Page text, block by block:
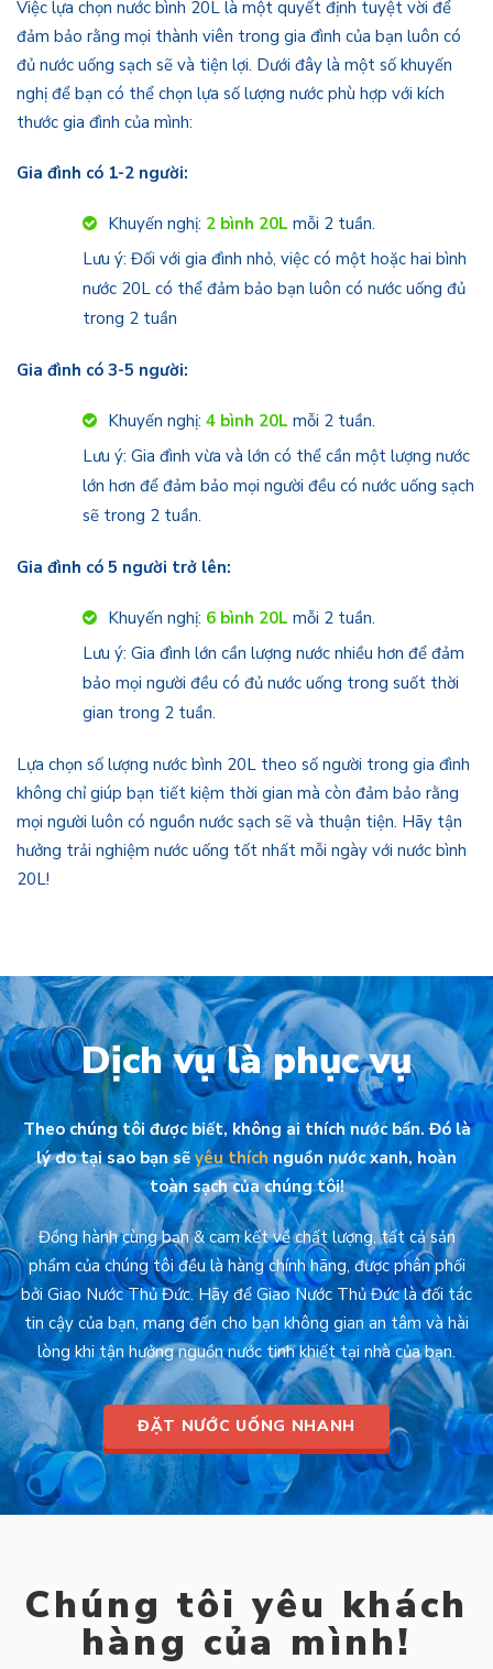
Việc lựa chọn nước bình 20L là một quyết định tuyệt vời để
đảm bảo rằng mọi thành viên trong gia đình của bạn luôn có
đủ nước uống sạch sẽ và tiện lợi. Dưới đây là một số khuyến
nghị để bạn có thể chọn lựa số lượng nước phù hợp với kích
thước gia đình của mình:
Gia đình có 1-2 người:
Khuyến nghị: 2 bình 20L mỗi 2 tuần.
Lưu ý: Đối với gia đình nhỏ, việc có một hoặc hai bình
nước 20L có thể đảm bảo bạn luôn có nước uống đủ
trong 2 tuần
Gia đình có 3-5 người:
Khuyến nghị: 4 bình 20L mỗi 2 tuần.
Lưu ý: Gia đình vừa và lớn có thể cần một lượng nước
lớn hơn để đảm bảo mọi người đều có nước uống sạch
sẽ trong 2 tuần.
Gia đình có 5 người trở lên:
Khuyến nghị: 6 bình 20L mỗi 2 tuần.
Lưu ý: Gia đình lớn cần lượng nước nhiều hơn để đảm
bảo mọi người đều có đủ nước uống trong suốt thời
gian trong 2 tuần.
Lựa chọn số lượng nước bình 20L theo số người trong gia đình
không chỉ giúp bạn tiết kiệm thời gian mà còn đảm bảo rằng
mọi người luôn có nguồn nước sạch sẽ và thuận tiện. Hãy tận
hưởng trải nghiệm nước uống tốt nhất mỗi ngày với nước bình
20L!
Dịch vụ là phục vụ
Theo chúng tôi được biết, không ai thích nước bẩn. Đó là
lý do tại sao bạn sẽ yêu thích nguồn nước xanh, hoàn
toàn sạch của chúng tôi!
Đồng hành cùng bạn & cam kết về chất lượng, tất cả sản
phẩm của chúng tôi đều là hàng chính hãng, được phân phối
bởi Giao Nước Thủ Đức. Hãy để Giao Nước Thủ Đức là đối tác
tin cậy của bạn, mang đến cho bạn không gian an tâm và hài
lòng khi tận hưởng nguồn nước tinh khiết tại nhà của bạn.
ĐẶT NƯỚC UỐNG NHANH
Chúng tôi yêu khách
hàng của mình!